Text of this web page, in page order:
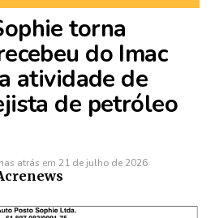
torna
do Imac
atividade de
de petróleo
atrás em 21 de julho de 2026